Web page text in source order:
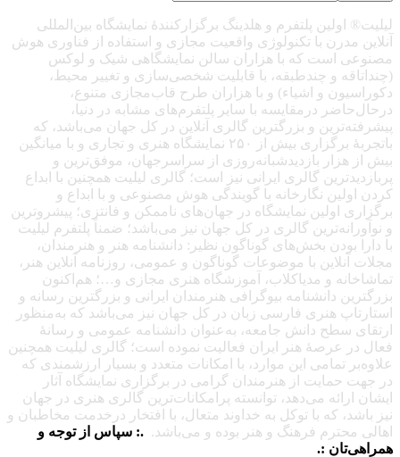
لیلیت® اولین پلتفرم و هلدینگ برگزارکنندهٔ نمایشگاه بین‌المللی
آنلاین مدرن با تکنولوژی واقعیت مجازی و استفاده از فناوری هوش
مصنوعی است که با هزاران سالن نمایشگاهی شیک و لوکس
(چنداتاقه و چندطبقه، با قابلیت شخصی‌سازی و تغییر محیط،
دکوراسیون و اشیاء) و با هزاران طرح قاب‌مجازی متنوع،
درحال‌حاضر درمقایسه با سایر پلتفرم‌های مشابه در دنیا،
پیشرفته‌ترین و بزرگترین گالری آنلاین در کل جهان می‌باشد، که
باتجربهٔ برگزاری بیش از ۲۵۰ نمایشگاه هنری و تجاری و با میانگین
بیش از هزار بازدیدشبانه‌روزی از سراسرجهان، موفق‌ترین و
پربازدیدترین گالری ایرانی نیز است؛ گالری لیلیت همچنین با ابداع
کردن اولین نگارخانه با گویندگی هوش مصنوعی و با ابداع و
برگزاری اولین نمایشگاه در جهان‌های ناممکن و فانتزی؛ پیشروترین
و نوآورانه‌ترین گالری در کل جهان نیز می‌باشد؛ ضمناً پلتفرم لیلیت
با دارا بودن بخش‌های گوناگون نظیر: دانشنامه هنر و هنرمندان،
مجلات آنلاین با موضوعات گوناگون و عمومی، روزنامه آنلاین هنر،
تماشاخانه و مدیاکلاب، آموزشگاه هنری مجازی و…؛ هم‌اکنون
بزرگترین دانشنامه بیوگرافی هنرمندان ایرانی و بزرگترین رسانه و
استارتاپ هنری فارسی زبان در کل جهان نیز می‌باشد که به‌منظور
ارتقای سطح دانش جامعه، به‌عنوان دانشنامه عمومی و رسانهٔ
فعال در عرصهٔ هنر ایران فعالیت نموده است؛ گالری لیلیت همچنین
علاوه‌بر تمامی این موارد، با امکانات متعدد و بسیار ارزشمندی که
در جهت حمایت از هنرمندان گرامی در برگزاری نمایشگاه آثار
ایشان ارائه می‌دهد، توانسته پرامکانات‌ترین گالری هنری در جهان
نیز باشد، که با توکل به خداوند متعال، با افتخار درخدمت مخاطبان و
اهالی محترم فرهنگ و هنر بوده و می‌باشد. .: سپاس از توجه و
همراهی‌تان :.